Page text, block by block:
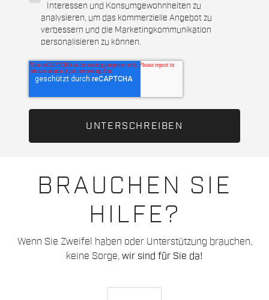
BRAUCHEN SIE
HILFE?
Wenn Sie Zweifel haben oder Unterstützung brauchen,
keine Sorge, wir sind für Sie da!
Interessen und Konsumgewohnheiten zu
analysieren, um das kommerzielle Angebot zu
verbessern und die Marketingkommunikation
personalisieren zu können.